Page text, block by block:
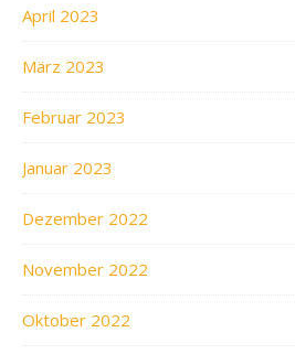
April 2023
März 2023
Februar 2023
Januar 2023
Dezember 2022
November 2022
Oktober 2022